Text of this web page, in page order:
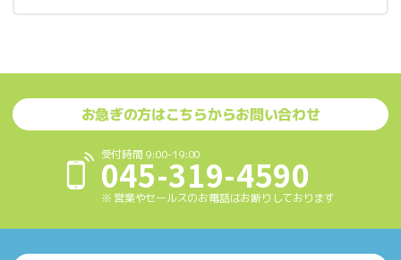
お急ぎの方はこちらからお問い合わせ
受付時間 9:00-19:00
045-319-4590
※ 営業やセールスのお電話はお断りしております